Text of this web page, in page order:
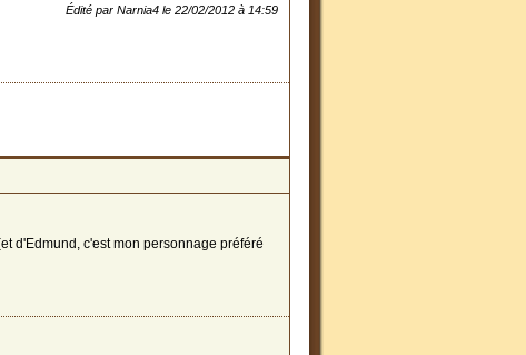
Édité par Narnia4 le 22/02/2012 à 14:59
d'Edmund, c'est mon personnage préféré